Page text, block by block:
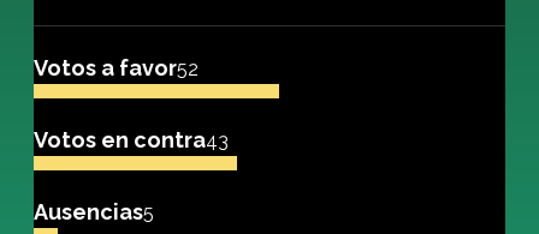
Votos a favor52
Votos en contra43
Ausencias5